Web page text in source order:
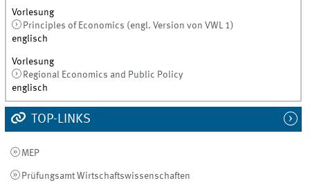
Vorlesung
Principles of Economics (engl. Version von VWL 1)
englisch
Vorlesung
Regional Economics and Public Policy
englisch
TOP-LINKS
MEP
Prüfungsamt Wirtschaftswissenschaften